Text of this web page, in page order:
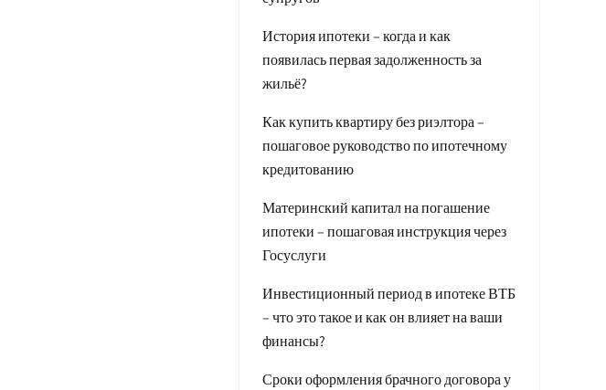
История ипотеки – когда и как
появилась первая задолженность за
жильё?
Как купить квартиру без риэлтора –
пошаговое руководство по ипотечному
кредитованию
Материнский капитал на погашение
ипотеки – пошаговая инструкция через
Госуслуги
Инвестиционный период в ипотеке ВТБ
– что это такое и как он влияет на ваши
финансы?
Сроки оформления брачного договора у